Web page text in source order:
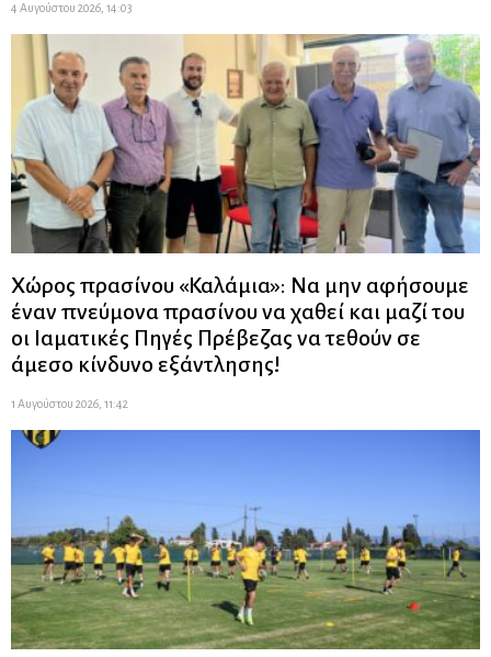
4 Αυγούστου 2026, 14:03
Χώρος πρασίνου «Καλάμια»: Να μην αφήσουμε
έναν πνεύμονα πρασίνου να χαθεί και μαζί του
οι Ιαματικές Πηγές Πρέβεζας να τεθούν σε
άμεσο κίνδυνο εξάντλησης!
1 Αυγούστου 2026, 11:42